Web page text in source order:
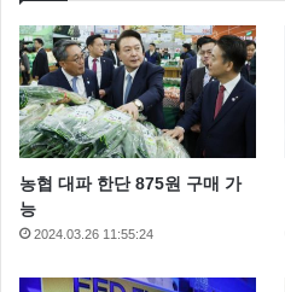
농협 대파 한단 875원 구매 가
능
2024.03.26 11:55:24